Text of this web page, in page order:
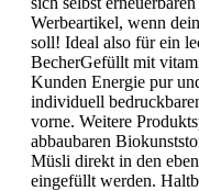
Werbeartikel, wenn
soll! Ideal also für ein
BecherGefüllt mit
Kunden Energie pur
individuell
vorne. Weitere
abbaubaren
Müsli direkt in den
eingefüllt werden.